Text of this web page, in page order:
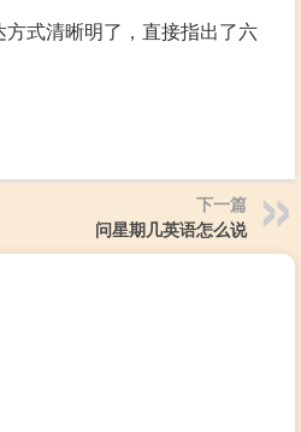
式清晰明了，直接指出了六
下一篇
问星期几英语怎么说